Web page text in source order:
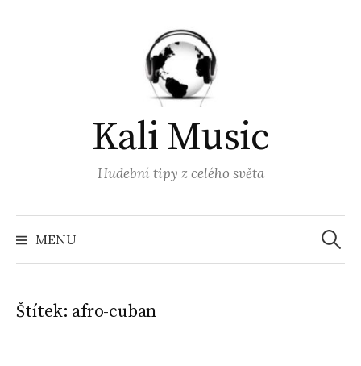
Kali Music
Hudební tipy z celého světa
MENU
Štítek: afro-cuban